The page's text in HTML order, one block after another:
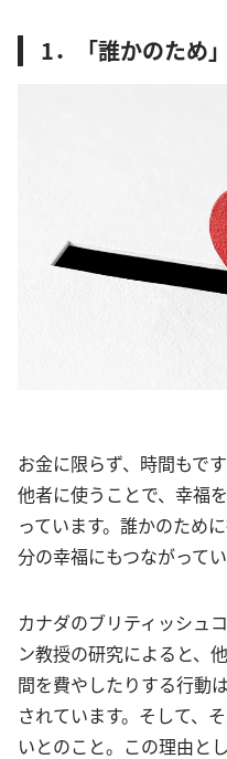
1．「誰かのため
お金に限らず、時間もで
他者に使うことで、幸福
っています。誰かのため
分の幸福にもつながってい
カナダのブリティッシュ
ン教授の研究によると、
間を費やしたりする行動
されています。そして、
いとのこと。この理由と